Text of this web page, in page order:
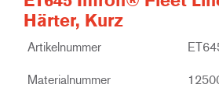
Härter, Kurz
Artikelnummer
Materialnummer